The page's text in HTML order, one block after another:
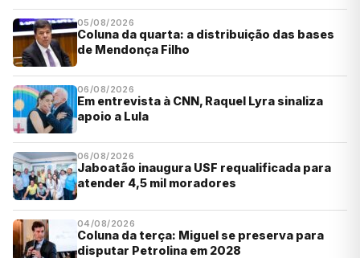
05/08/2026
Coluna da quarta: a distribuição das bases
de Mendonça Filho
06/08/2026
Em entrevista à CNN, Raquel Lyra sinaliza
apoio a Lula
06/08/2026
Jaboatão inaugura USF requalificada para
atender 4,5 mil moradores
04/08/2026
Coluna da terça: Miguel se preserva para
disputar Petrolina em 2028